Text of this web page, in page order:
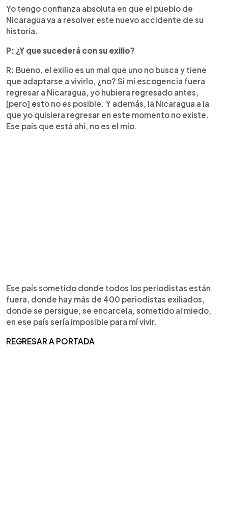
Yo tengo confianza absoluta en que el pueblo de
Nicaragua va a resolver este nuevo accidente de su
historia.
P: ¿Y que sucederá con su exilio?
R: Bueno, el exilio es un mal que uno no busca y tiene
que adaptarse a vivirlo, ¿no? Si mi escogencia fuera
regresar a Nicaragua, yo hubiera regresado antes,
[pero] esto no es posible. Y además, la Nicaragua a la
que yo quisiera regresar en este momento no existe.
Ese país que está ahí, no es el mío.
Ese país sometido donde todos los periodistas están
fuera, donde hay más de 400 periodistas exiliados,
donde se persigue, se encarcela, sometido al miedo,
en ese país sería imposible para mí vivir.
REGRESAR A PORTADA